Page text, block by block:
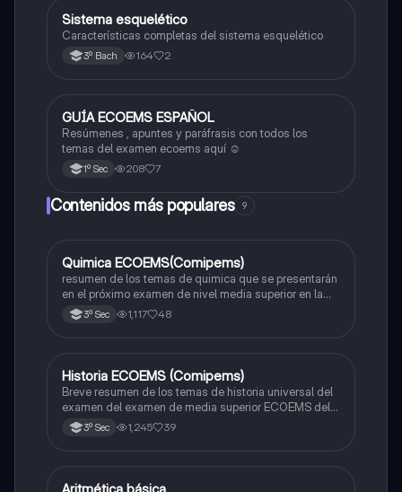
Biología
Sistema esquelético
Características completas del sistema esquelético
3º Bach 164 2
Otros
GUÍA ECOEMS ESPAÑOL
Resúmenes , apuntes y paráfrasis con todos los
temas del examen ecoems aquí ☺️
1º Sec 208 7
Contenidos más populares 9
Química
Quimica ECOEMS(Comipems)
resumen de los temas de quimica que se presentarán
en el próximo examen de nivel media superior en la
zona metropolitana de el valle de México
3º Sec 1,117 48
Historia
Historia ECOEMS (Comipems)
Breve resumen de los temas de historia universal del
examen del examen de media superior ECOEMS del
valle de México
3º Sec 1,245 39
Matemáticas